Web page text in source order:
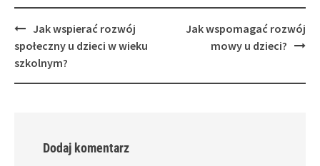
Post
navigation
Jak wspierać rozwój
społeczny u dzieci w wieku
szkolnym?
Jak wspomagać rozwój
mowy u dzieci?
Dodaj komentarz